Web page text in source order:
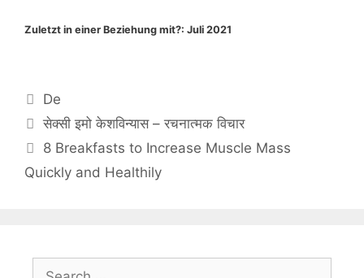
Zuletzt in einer Beziehung mit?: Juli 2021
Categories
De
सेक्सी इमो केशविन्यास – रचनात्मक विचार
8 Breakfasts to Increase Muscle Mass
Quickly and Healthily
Search